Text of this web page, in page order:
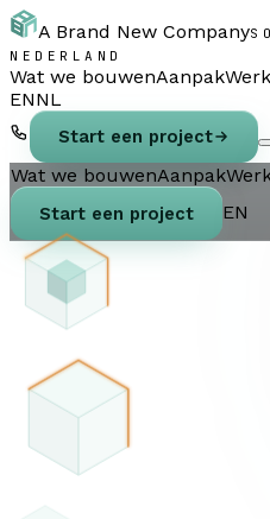
A Brand New Company
NEDERLAND
Wat we bouwenAanpakWerk
ENNL
Start een project
Wat we bouwenAanpak
Start een project EN